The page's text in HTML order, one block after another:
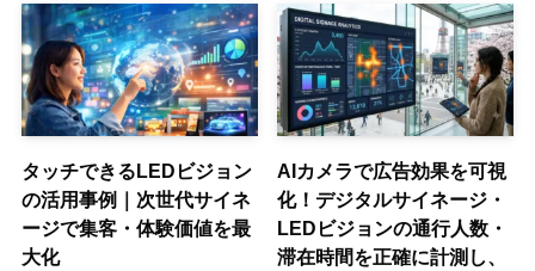
タッチできるLEDビジョン
の活用事例｜次世代サイネ
ージで集客・体験価値を最
大化
AIカメラで広告効果を可視
化！デジタルサイネージ・
LEDビジョンの通行人数・
滞在時間を正確に計測し、